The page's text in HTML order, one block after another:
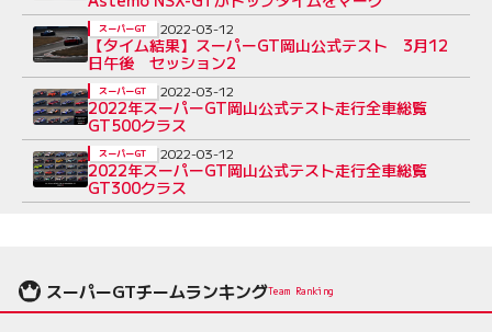
【タイム結果】スーパーGT岡山公式テスト 3月12
日午後 セッション2
スーパーGT 2022-03-12
2022年スーパーGT岡山公式テスト走行全車総覧
GT500クラス
スーパーGT 2022-03-12
2022年スーパーGT岡山公式テスト走行全車総覧
GT300クラス
スーパーGT 2022-03-12
スーパーGTチームランキングTeam Ranking